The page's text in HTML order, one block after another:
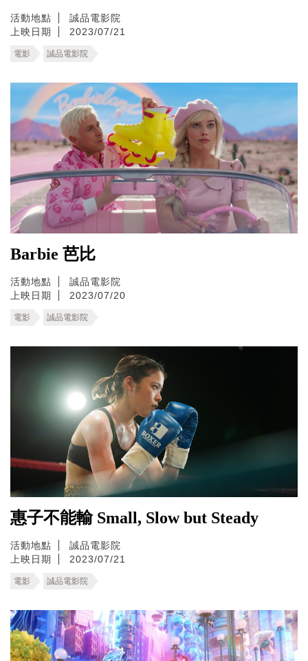
活動地點
誠品電影院
上映日期
2023/07/21
電影 誠品電影院
Barbie 芭比
活動地點
誠品電影院
上映日期
2023/07/20
電影 誠品電影院
惠子不能輸 Small, Slow but Steady
活動地點
誠品電影院
上映日期
2023/07/21
電影 誠品電影院